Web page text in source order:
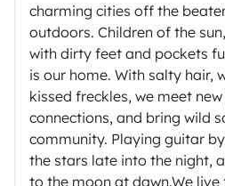
charming cities off the
outdoors. Children of the
with dirty feet and pockets
is our home. With salty hair,
kissed freckles, we meet
connections, and bring wild
community. Playing guitar
the stars late into the night,
to the moon at dawn.We live